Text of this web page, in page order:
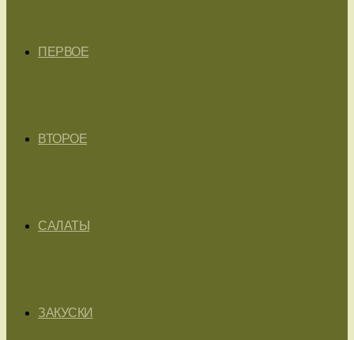
ПЕРВОЕ
ВТОРОЕ
САЛАТЫ
ЗАКУСКИ